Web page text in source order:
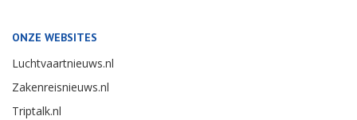
ONZE WEBSITES
Luchtvaartnieuws.nl
Zakenreisnieuws.nl
Triptalk.nl